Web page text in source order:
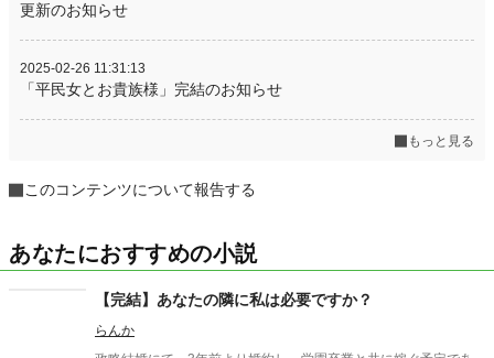
更新のお知らせ
2025-02-26 11:31:13
「平民女とお貴族様」完結のお知らせ
もっと見る
このコンテンツについて報告する
あなたにおすすめの小説
【完結】あなたの隣に私は必要ですか？
らんか